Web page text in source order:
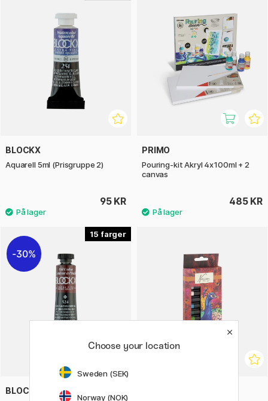
BLOCKX
Aquarell 5ml (Prisgruppe 2)
95 KR
PRIMO
Pouring-kit Akryl 4x100ml + 2
canvas
485 KR
15
30%
BLOCKX
Choose your location
Sweden (SEK)
Norway (NOK)